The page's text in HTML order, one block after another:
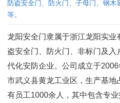
防盗安全门、防火门、子母门、钢木
等。
龙阳安全门隶属于浙江龙阳实
盗安全门、防火门、非标门及
代化安防企业。公司成立于
市武义县黄龙工业区，生产基地
有员工1000余人，其中包含专业